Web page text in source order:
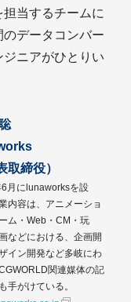
当するチームに
データコンバー
ジニアがひとりい
取締役）
月にlunaworksを設
内容は、アニメーショ
ム・Web・CM・玩
などにおける、企画開
イン開発など多岐にわ
関連媒体の記
手がけている。